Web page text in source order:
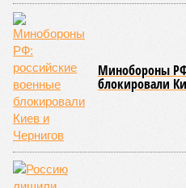
Да, наша любимая маленькая
единственной, где в пределах
полноценная жизнь, но Земля
эту жизнь уничтожить. Так уж
процессы на планете
геологические,
которые для человека
смертельны. И вот несколько
Все стихии сразу